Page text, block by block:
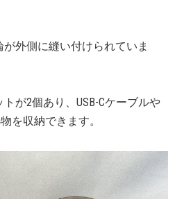
外側に縫い付けられていま
が2個あり、USB-Cケーブルや
を収納できます。